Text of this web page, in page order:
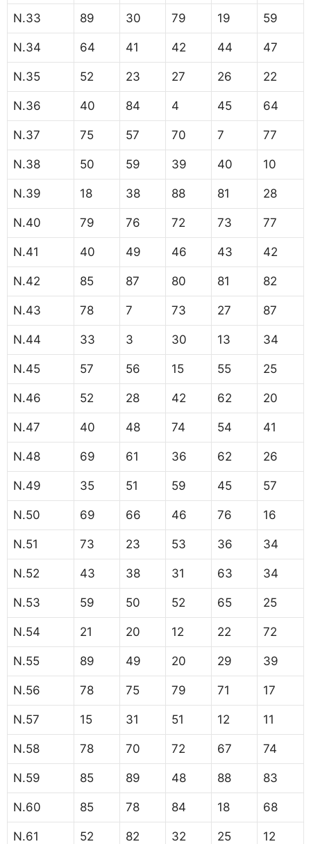
N.33 89 30 79 19 59
N.34 64 41 42 44 47
N.35 52 23 27 26 22
N.36 40 84 4 45 64
N.37 75 57 70 7 77
N.38 50 59 39 40 10
N.39 18 38 88 81 28
N.40 79 76 72 73 77
N.41 40 49 46 43 42
N.42 85 87 80 81 82
N.43 78 7 73 27 87
N.44 33 3 30 13 34
N.45 57 56 15 55 25
N.46 52 28 42 62 20
N.47 40 48 74 54 41
N.48 69 61 36 62 26
N.49 35 51 59 45 57
N.50 69 66 46 76 16
N.51 73 23 53 36 34
N.52 43 38 31 63 34
N.53 59 50 52 65 25
N.54 21 20 12 22 72
N.55 89 49 20 29 39
N.56 78 75 79 71 17
N.57 15 31 51 12 11
N.58 78 70 72 67 74
N.59 85 89 48 88 83
N.60 85 78 84 18 68
N.61 52 82 32 25 12